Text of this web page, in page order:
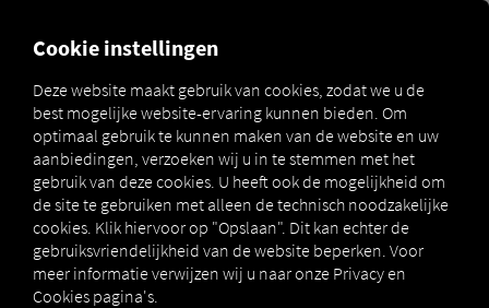
VEELGESTELDE
VRAGEN
Alles wat u moet weten en overwegen met
betrekking tot de overgang.
Cookie instellingen
Deze website maakt gebruik van cookies, zodat we u de
best mogelijke website-ervaring kunnen bieden. Om
optimaal gebruik te kunnen maken van de website en uw
aanbiedingen, verzoeken wij u in te stemmen met het
gebruik van deze cookies. U heeft ook de mogelijkheid om
de site te gebruiken met alleen de technisch noodzakelijke
cookies. Klik hiervoor op "Opslaan". Dit kan echter de
gebruiksvriendelijkheid van de website beperken. Voor
meer informatie verwijzen wij u naar onze Privacy en
Cookies pagina's.